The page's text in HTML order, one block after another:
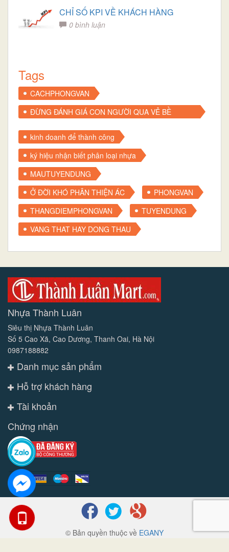
CHỈ SỐ KPI VỀ KHÁCH HÀNG
0 bình luận
Tags
CACHPHONGVAN
ĐỪNG ĐÁNH GIÁ CON NGƯỜI QUA VẺ BỀ
kinh doanh để thành công
ký hiệu nhận biết phân loại nhựa
MAUTUYENDUNG
Ở ĐỜI KHÓ PHÂN THIỆN ÁC
PHONGVAN
THANGDIEMPHONGVAN
TUYENDUNG
VANG THAT HAY DONG THAU
Nhựa Thành Luân
Siêu thị Nhựa Thành Luân
Số 5 Cao Xã, Cao Dương, Thanh Oai, Hà Nội
0987188882
Danh mục sản phẩm
Hỗ trợ khách hàng
Tài khoản
Chứng nhận
© Bản quyền thuộc về EGANY